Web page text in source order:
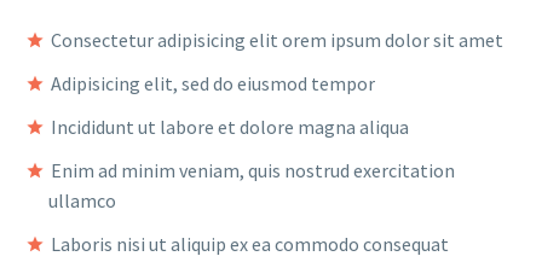
Consectetur adipisicing elit orem ipsum dolor sit amet
Adipisicing elit, sed do eiusmod tempor
Incididunt ut labore et dolore magna aliqua
Enim ad minim veniam, quis nostrud exercitation
ullamco
Laboris nisi ut aliquip ex ea commodo consequat